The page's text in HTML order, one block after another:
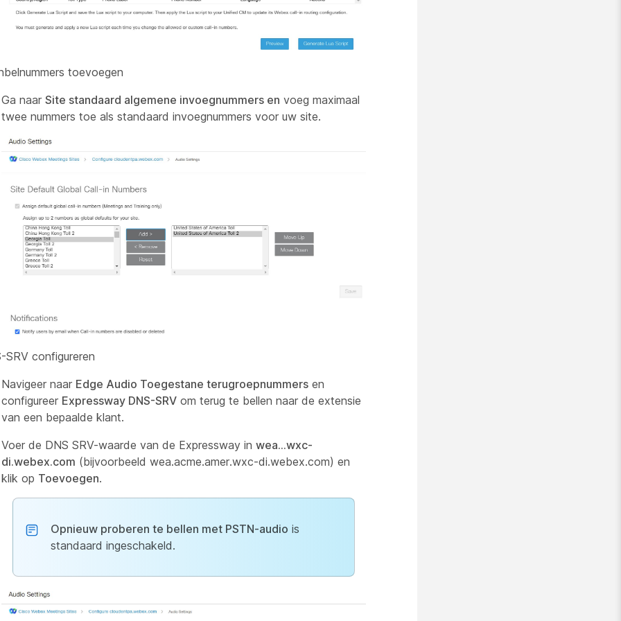
toevoegen
Ga naar Site standaard algemene invoegnummers en voeg maximaal
twee nummers toe als standaard invoegnummers voor uw site.
SRV configureren
Navigeer naar Edge Audio Toegestane terugroepnummers en
configureer Expressway DNS-SRV om terug te bellen naar de extensie
van een bepaalde klant.
Voer de DNS SRV-waarde van de Expressway in wea...wxc-
di.webex.com (bijvoorbeeld wea.acme.amer.wxc-di.webex.com) en
klik op Toevoegen.
Opnieuw proberen te bellen met PSTN-audio is
standaard ingeschakeld.